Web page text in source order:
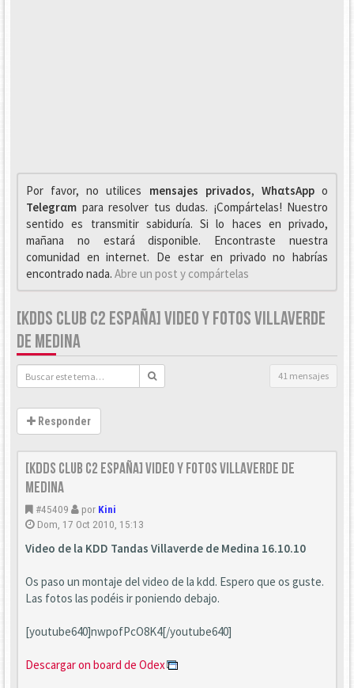
Por favor, no utilices mensajes privados, WhαtsAppo
Telegrαm para resolver tus dudas. ¡Compártelas! Nuestro
sentido es transmitir sabiduría. Si lo haces en privado,
mañana no estará disponible. Encontraste nuestra
comunidad en internet. De estar en privado no habrías
encontrado nada. Abre un post y compártelas
[KDDS CLUB C2 ESPAÑA] VIDEO Y FOTOS VILLAVERDE
DE MEDINA
41 mensajes
Responder
[KDDS Club C2 España] Video y fotos Villaverde de
Medina
#45409 por Kini
Dom, 17 Oct 2010, 15:13
Video de la KDD Tandas Villaverde de Medina 16.10.10
Os paso un montaje del video de la kdd. Espero que os guste.
Las fotos las podéis ir poniendo debajo.
[youtube640]nwpofPcO8K4[/youtube640]
Descargar on board de Odex